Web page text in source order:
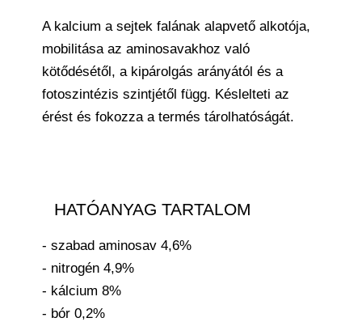
A kalcium a sejtek falának alapvető alkotója,
mobilitása az aminosavakhoz való
kötődésétől, a kipárolgás arányától és a
fotoszintézis szintjétől függ. Késlelteti az
érést és fokozza a termés tárolhatóságát.
HATÓANYAG TARTALOM
- szabad aminosav 4,6%
- nitrogén 4,9%
- kálcium 8%
- bór 0,2%